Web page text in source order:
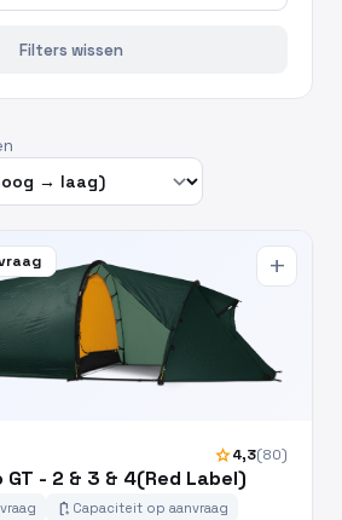
Filters wissen
add
star4,3(80)
- 2 & 3 & 4(Red Label)
battery_charging_full Capaciteit op aanvraag